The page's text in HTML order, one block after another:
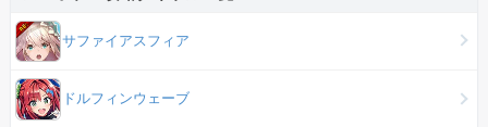
サファイアスフィア
ドルフィンウェーブ